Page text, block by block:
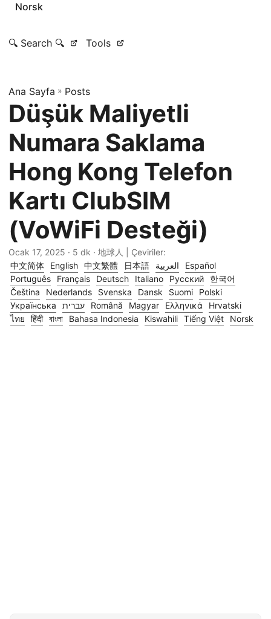
Norsk
🔍 Search 🔍 Tools
Ana Sayfa » Posts
Düşük Maliyetli
Numara Saklama
Hong Kong Telefon
Kartı ClubSIM
(VoWiFi Desteği)
Ocak 17, 2025 · 5 dk · 地球人 | Çeviriler:
中文简体
English 中文繁體 日本語 العربية
Español
Português
Français Deutsch Italiano Русский
한국어
Čeština
Nederlands Svenska Dansk Suomi
Polski
Українська
עברית Română Magyar Ελληνικά
Hrvatski
ไทย
हिंदी বাংলা Bahasa Indonesia Kiswahili Tiếng Việt Norsk